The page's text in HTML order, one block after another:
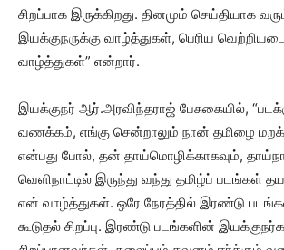
சிறப்பாக இருக்கிறது. தினமும் செய்தியாக
இயக்குநருக்கு வாழ்த்துகள், பெரிய
வாழ்த்துகள்” என்றார்.
இயக்குநர் ஆர்.அரவிந்தராஜ் பேசுகையில்,
வணக்கம், எங்கு சென்றாலும் நான் தமிழை
என்பது போல், தன் தாய்மொழிக்காகவும்,
வெளிநாட்டில் இருந்து வந்து தமிழ்ப் படங்கள்
என் வாழ்த்துகள். ஒரே நேரத்தில் இரண்டு
கூடுதல் சிறப்பு. இரண்டு படங்களின்